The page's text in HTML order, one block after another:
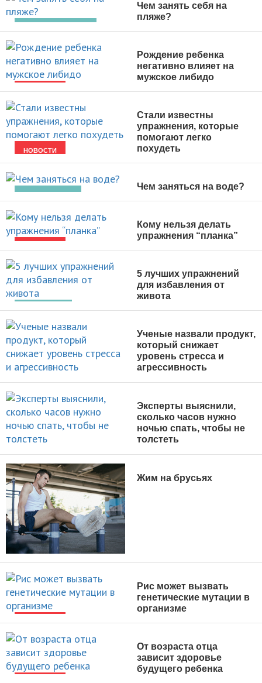
Чем занять себя на
пляже?
НОВОСТИ
Рождение ребенка
негативно влияет на
мужское либидо
НОВОСТИ
Стали известны
упражнения, которые
помогают легко
похудеть
Чем заняться на воде?
Кому нельзя делать
упражнения “планка”
ПОХУДЕНИЕ
5 лучших упражнений
для избавления от
живота
НОВОСТИ
Ученые назвали продукт,
который снижает
уровень стресса и
агрессивность
НОВОСТИ
Эксперты выяснили,
сколько часов нужно
ночью спать, чтобы не
толстеть
УПРАЖНЕНИЯ
Жим на брусьях
НОВОСТИ
Рис может вызвать
генетические мутации в
организме
От возраста отца
зависит здоровье
будущего ребенка